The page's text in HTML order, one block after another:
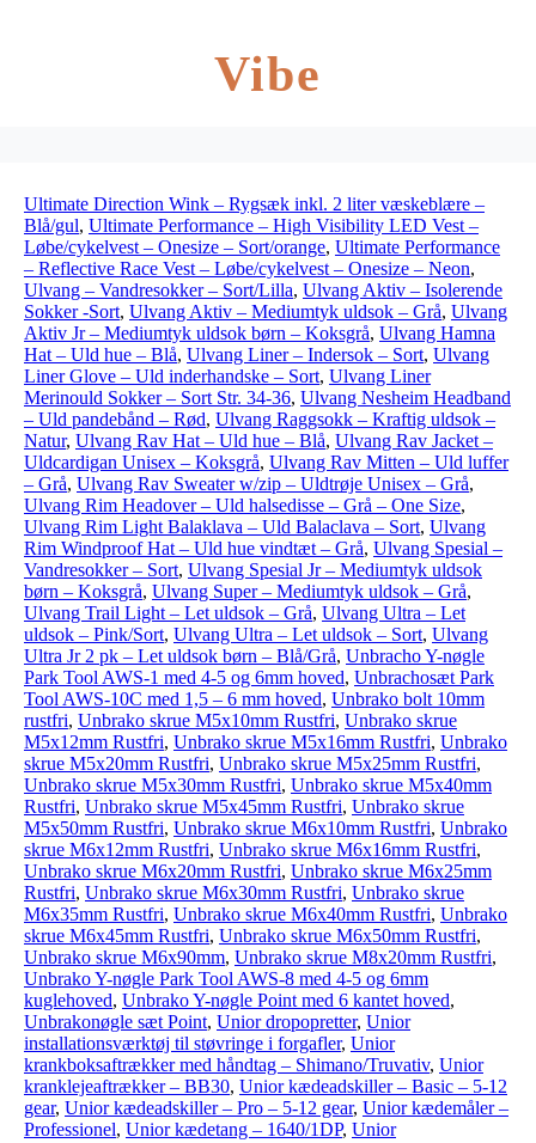
Vibe
Ultimate Direction Wink – Rygsæk inkl. 2 liter væskeblære –
Blå/gul, Ultimate Performance – High Visibility LED Vest –
Løbe/cykelvest – Onesize – Sort/orange, Ultimate Performance
– Reflective Race Vest – Løbe/cykelvest – Onesize – Neon,
Ulvang – Vandresokker – Sort/Lilla, Ulvang Aktiv – Isolerende
Sokker -Sort, Ulvang Aktiv – Mediumtyk uldsok – Grå, Ulvang
Aktiv Jr – Mediumtyk uldsok børn – Koksgrå, Ulvang Hamna
Hat – Uld hue – Blå, Ulvang Liner – Indersok – Sort, Ulvang
Liner Glove – Uld inderhandske – Sort, Ulvang Liner
Merinould Sokker – Sort Str. 34-36, Ulvang Nesheim Headband
– Uld pandebånd – Rød, Ulvang Raggsokk – Kraftig uldsok –
Natur, Ulvang Rav Hat – Uld hue – Blå, Ulvang Rav Jacket –
Uldcardigan Unisex – Koksgrå, Ulvang Rav Mitten – Uld luffer
– Grå, Ulvang Rav Sweater w/zip – Uldtrøje Unisex – Grå,
Ulvang Rim Headover – Uld halsedisse – Grå – One Size,
Ulvang Rim Light Balaklava – Uld Balaclava – Sort, Ulvang
Rim Windproof Hat – Uld hue vindtæt – Grå, Ulvang Spesial –
Vandresokker – Sort, Ulvang Spesial Jr – Mediumtyk uldsok
børn – Koksgrå, Ulvang Super – Mediumtyk uldsok – Grå,
Ulvang Trail Light – Let uldsok – Grå, Ulvang Ultra – Let
uldsok – Pink/Sort, Ulvang Ultra – Let uldsok – Sort, Ulvang
Ultra Jr 2 pk – Let uldsok børn – Blå/Grå, Unbracho Y-nøgle
Park Tool AWS-1 med 4-5 og 6mm hoved, Unbrachosæt Park
Tool AWS-10C med 1,5 – 6 mm hoved, Unbrako bolt 10mm
rustfri, Unbrako skrue M5x10mm Rustfri, Unbrako skrue
M5x12mm Rustfri, Unbrako skrue M5x16mm Rustfri, Unbrako
skrue M5x20mm Rustfri, Unbrako skrue M5x25mm Rustfri,
Unbrako skrue M5x30mm Rustfri, Unbrako skrue M5x40mm
Rustfri, Unbrako skrue M5x45mm Rustfri, Unbrako skrue
M5x50mm Rustfri, Unbrako skrue M6x10mm Rustfri, Unbrako
skrue M6x12mm Rustfri, Unbrako skrue M6x16mm Rustfri,
Unbrako skrue M6x20mm Rustfri, Unbrako skrue M6x25mm
Rustfri, Unbrako skrue M6x30mm Rustfri, Unbrako skrue
M6x35mm Rustfri, Unbrako skrue M6x40mm Rustfri, Unbrako
skrue M6x45mm Rustfri, Unbrako skrue M6x50mm Rustfri,
Unbrako skrue M6x90mm, Unbrako skrue M8x20mm Rustfri,
Unbrako Y-nøgle Park Tool AWS-8 med 4-5 og 6mm
kuglehoved, Unbrako Y-nøgle Point med 6 kantet hoved,
Unbrakonøgle sæt Point, Unior dropopretter, Unior
installationsværktøj til støvringe i forgafler, Unior
krankboksaftrækker med håndtag – Shimano/Truvativ, Unior
kranklejeaftrækker – BB30, Unior kædeadskiller – Basic – 5-12
gear, Unior kædeadskiller – Pro – 5-12 gear, Unior kædemåler –
Professionel, Unior kædetang – 1640/1DP, Unior